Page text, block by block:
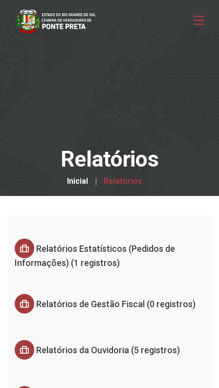
Relatórios
Inicial Relatórios
Relatórios Estatísticos (Pedidos de
Informações) (1 registros)
Relatórios de Gestão Fiscal (0 registros)
Relatórios da Ouvidoria (5 registros)